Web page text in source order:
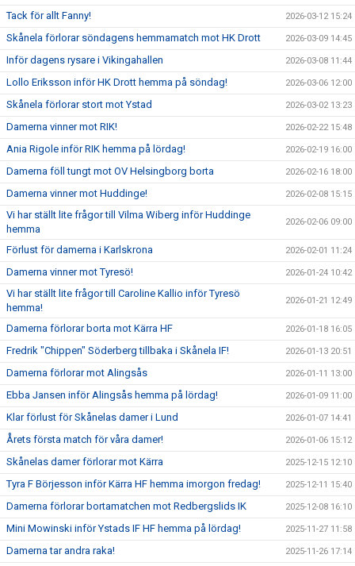
Tack för allt Fanny! 2026-03-12 15:24
Skånela förlorar söndagens hemmamatch mot HK Drott 2026-03-09 14:45
Inför dagens rysare i Vikingahallen 2026-03-08 11:44
Lollo Eriksson inför HK Drott hemma på söndag! 2026-03-06 12:00
Skånela förlorar stort mot Ystad 2026-03-02 13:23
Damerna vinner mot RIK! 2026-02-22 15:48
Ania Rigole inför RIK hemma på lördag! 2026-02-19 16:00
Damerna föll tungt mot OV Helsingborg borta 2026-02-16 18:00
Damerna vinner mot Huddinge! 2026-02-08 15:15
Vi har ställt lite frågor till Vilma Wiberg inför Huddinge
hemma
2026-02-06 09:00
Förlust för damerna i Karlskrona 2026-02-01 11:24
Damerna vinner mot Tyresö! 2026-01-24 10:42
Vi har ställt lite frågor till Caroline Kallio inför Tyresö
hemma!
2026-01-21 12:49
Damerna förlorar borta mot Kärra HF 2026-01-18 16:05
Fredrik "Chippen" Söderberg tillbaka i Skånela IF! 2026-01-13 20:51
Damerna förlorar mot Alingsås 2026-01-11 13:00
Ebba Jansen inför Alingsås hemma på lördag! 2026-01-09 11:00
Klar förlust för Skånelas damer i Lund 2026-01-07 14:41
Årets första match för våra damer! 2026-01-06 15:12
Skånelas damer förlorar mot Kärra 2025-12-15 12:10
Tyra F Börjesson inför Kärra HF hemma imorgon fredag! 2025-12-11 15:40
Damerna förlorar bortamatchen mot Redbergslids IK 2025-12-08 16:10
Mini Mowinski inför Ystads IF HF hemma på lördag! 2025-11-27 11:58
Damerna tar andra raka! 2025-11-26 17:14